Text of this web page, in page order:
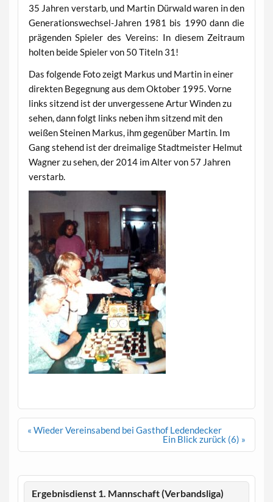
35 Jahren verstarb, und Martin Dürwald waren in den
Generationswechsel-Jahren 1981 bis 1990 dann die
prägenden Spieler des Vereins: In diesem Zeitraum
holten beide Spieler von 50 Titeln 31!
Das folgende Foto zeigt Markus und Martin in einer
direkten Begegnung aus dem Oktober 1995. Vorne
links sitzend ist der unvergessene Artur Winden zu
sehen, dann folgt links neben ihm sitzend mit den
weißen Steinen Markus, ihm gegenüber Martin. Im
Gang stehend ist der dreimalige Stadtmeister Helmut
Wagner zu sehen, der 2014 im Alter von 57 Jahren
verstarb.
Beitragsnavigation
« Wieder Vereinsabend bei Gasthof Ledendecker
Ein Blick zurück (6) »
Ergebnisdienst 1. Mannschaft (Verbandsliga)